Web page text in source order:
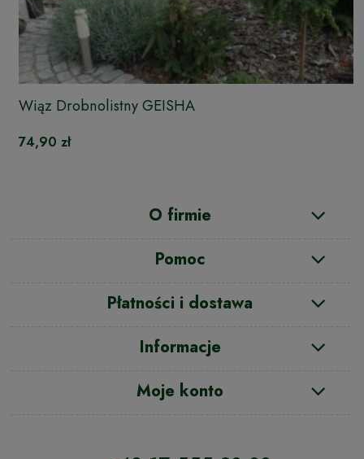
Wiąz Drobnolistny GEISHA
74,90 zł
O firmie
Pomoc
Płatności i dostawa
Informacje
Moje konto